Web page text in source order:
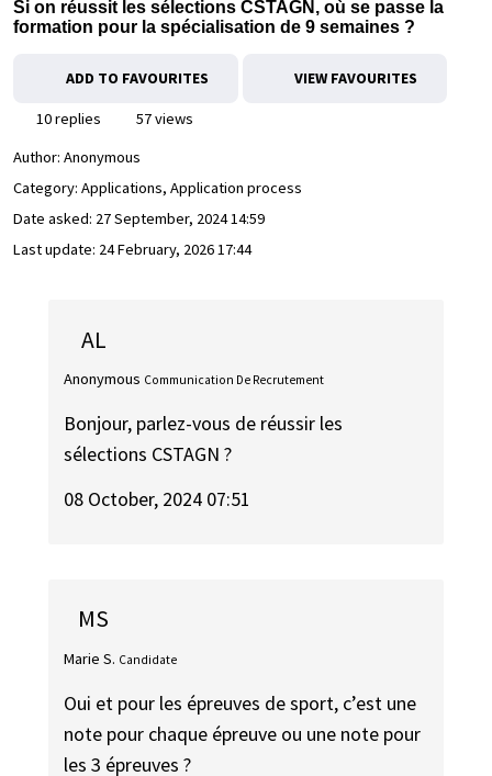
Si on réussit les sélections CSTAGN, où se passe la
formation pour la spécialisation de 9 semaines ?
ADD TO FAVOURITES VIEW FAVOURITES
10 replies
57 views
Author: Anonymous
Category: Applications, Application process
Date asked: 27 September, 2024 14:59
Last update: 24 February, 2026 17:44
AL
Anonymous Communication De Recrutement
Bonjour, parlez-vous de réussir les
sélections CSTAGN ?
08 October, 2024 07:51
MS
Marie S. Candidate
Oui et pour les épreuves de sport, c’est une
note pour chaque épreuve ou une note pour
les 3 épreuves ?